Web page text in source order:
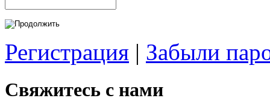
Регистрация | Забыли
Свяжитесь с нами